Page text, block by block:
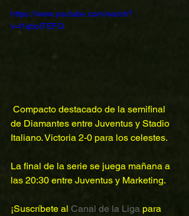
https://www.youtube.com/watch?
v=l1qtiolTEFQ
de Diamantes entre Juventus y Stadio
Italiano. Victoria 2-0 para los celestes.
La final de la serie se juega mañana a
las 20:30 entre Juventus y Marketing.
¡Suscríbete al Canal de la Liga para